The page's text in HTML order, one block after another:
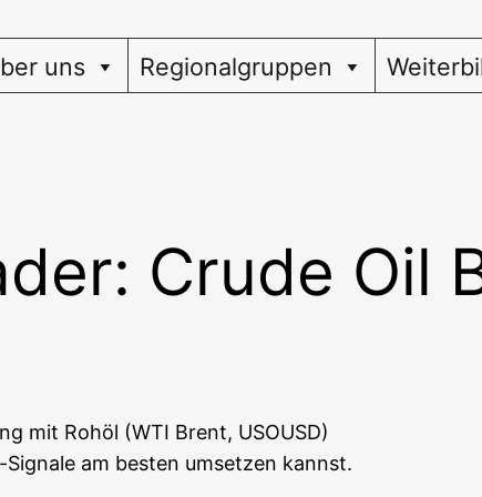
uns Regionalgruppen
Crude Oil
mit Roh­öl (WTI Brent, USOUSD)
am bes­ten umset­zen kannst.